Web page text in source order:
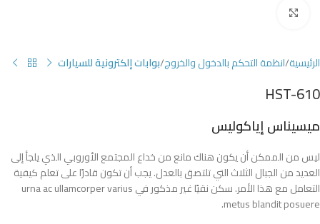
الرئيسية انظمة التحكم بالدخول والخروج بوابات إلكترونية للسيارات
HST-610
ميسيناس إياكوليس
ليس من الممكن أن يكون هناك مانع من خداع المجتمع الأوروبي الذي يلجأ إلى
العديد من الجبال الثلاث التي تلتصق بالعدل. يجب أن تكون قادرًا على تعلم كيفية
التعامل مع هذا الأمر. سكن نقيًا غير مذكور في urna ac ullamcorper varius
metus blandit posuere.